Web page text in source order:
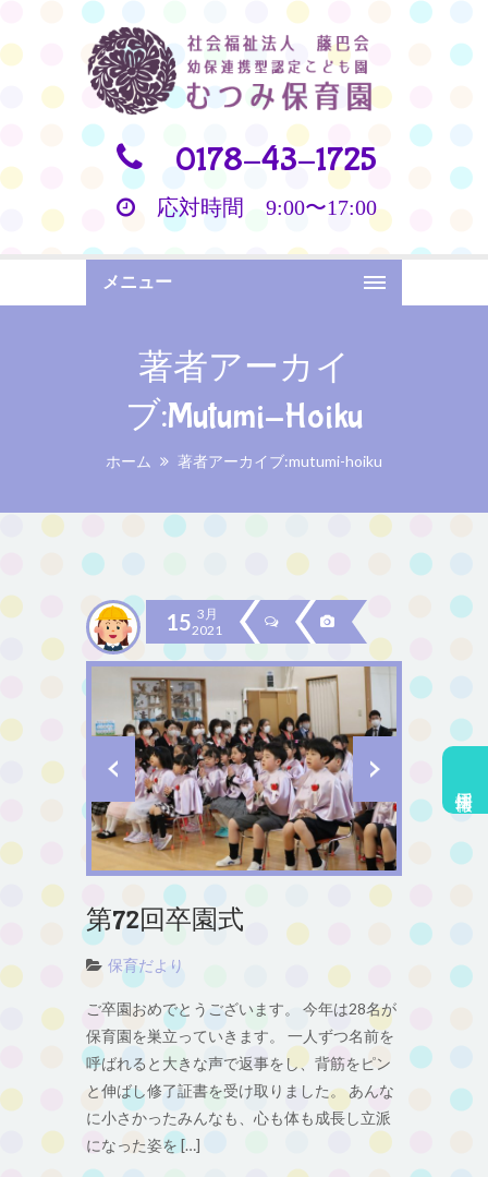
0178-43-1725
応対時間 9:00〜17:00
メニュー
著者アーカイ
ブ:mutumi-Hoiku
ホーム 著者アーカイブ:mutumi-hoiku
15 3月
2021
第72回卒園式
保育だより
ご卒園おめでとうございます。 今年は28名が
保育園を巣立っていきます。 一人ずつ名前を
呼ばれると大きな声で返事をし、背筋をピン
と伸ばし修了証書を受け取りました。 あんな
に小さかったみんなも、心も体も成長し立派
になった姿を […]